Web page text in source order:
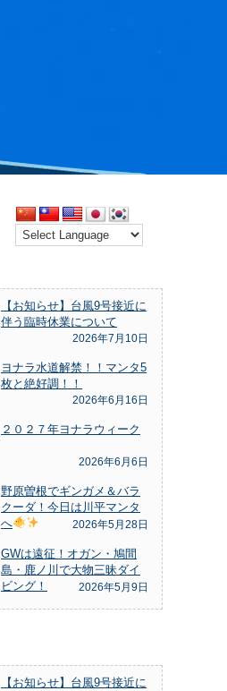
【お知らせ】台風9号接近に
伴う臨時休業について
2026年7月10日
ヨナラ水道解禁！！マンタ5
枚と絶好調！！
2026年6月16日
２０２７年ヨナラウィーク
2026年6月6日
野原曽根でギンガメ＆バラ
クーダ！今日は川平マンタ
へ
2026年5月28日
GWは遠征！オガン・鳩間
島・鹿ノ川で大物三昧ダイ
ビング！
2026年5月9日
【お知らせ】台風9号接近に